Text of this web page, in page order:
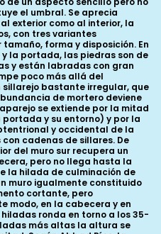
el umbral. Se aprecia
exterior como al interior, la
con tres variantes
forma y disposición. En
la portada, las piedras son de
y están labradas con gran
poco más allá del
bastante irregular, que
de mortero deviene
se extiende por la mitad
y su entorno) y por la
y occidental de la
cadenas de sillares. De
del muro sur recupera un
pero no llega hasta la
la hilada de culminación de
muro igualmente constituido
cortante, pero
modo, en la cabecera y en
ronda en torno a los 35-
más altas la altura se